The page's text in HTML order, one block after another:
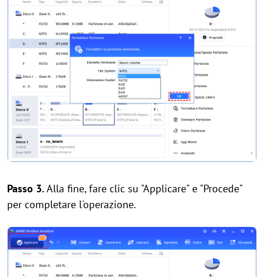
Passo 3.Alla fine, fare clic su "Applicare" e "Procede"
per completare l'operazione.